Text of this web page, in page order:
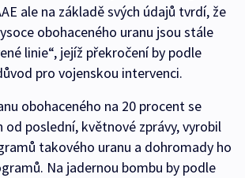
ale na základě svých údajů tvrdí, že
obohaceného uranu jsou stále
linie“, jejíž překročení by podle
pro vojenskou intervenci.
obohaceného na 20 procent se
od poslední, květnové zprávy, vyrobil
takového uranu a dohromady ho
Na jadernou bombu by podle